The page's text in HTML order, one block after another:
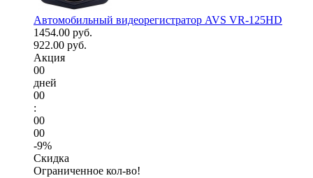
Автомобильный видеорегистратор AVS VR-125HD
1454.00 руб.
922.00 руб.
Акция
00
дней
00
:
00
00
-9%
Скидка
Ограниченное кол-во!